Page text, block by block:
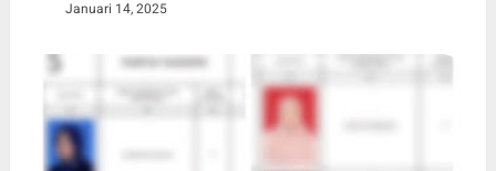
Januari 14, 2025